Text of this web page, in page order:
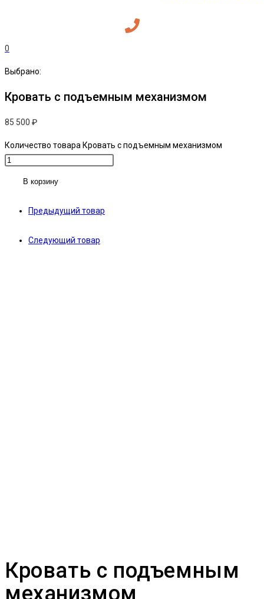
0
Выбрано:
Кровать с подъемным механизмом
85 500 ₽
Количество товара Кровать с подъемным механизмом
В корзину
Предыдущий товар
Следующий товар
Кровать с подъемным
механизмом